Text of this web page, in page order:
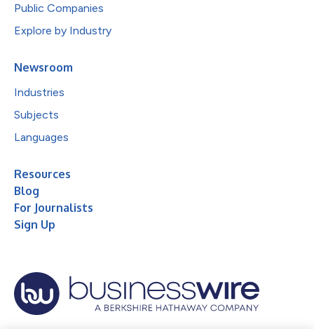
Public Companies
Explore by Industry
Newsroom
Industries
Subjects
Languages
Resources
Blog
For Journalists
Sign Up